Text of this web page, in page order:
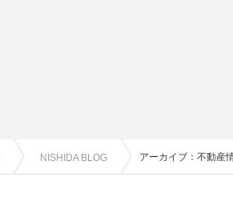
NISHIDA BLOG アーカイブ：不動産